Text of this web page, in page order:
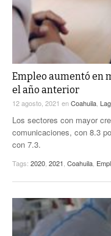
Empleo aumentó en
el año anterior
12 agosto, 2021 enCoahuila
Los sectores con mayor
comunicaciones, con 8.3
con 7.3.
Tags: 2020 2021 Coahuila